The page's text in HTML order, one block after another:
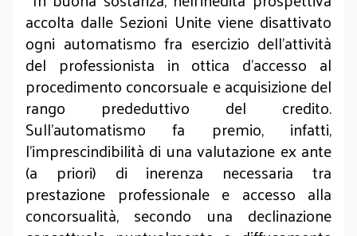
accolta dalle Sezioni Unite viene disattivato
ogni automatismo fra esercizio dell’attività
del professionista in ottica d’accesso al
procedimento concorsuale e acquisizione del
rango prededuttivo del credito.
Sull’automatismo fa premio, infatti,
l’imprescindibilità di una valutazione ex ante
(a priori) di inerenza necessaria tra
prestazione professionale e accesso alla
concorsualità, secondo una declinazione